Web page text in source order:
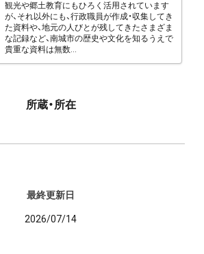
観光や郷土教育にもひろく活用されています
が、それ以外にも、行政職員が作成・収集してき
た資料や、地元の人びとが残してきたさまざま
な記録など、南城市の歴史や文化を知るうえで
貴重な資料は無数...
所蔵・所在
最終更新日
2026/07/14